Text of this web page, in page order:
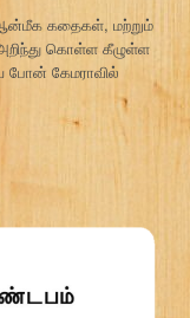
ஆன்மீக கதைகள், மற்றும்
கொள்ள கீழுள்ள
போன் கேமராவில்